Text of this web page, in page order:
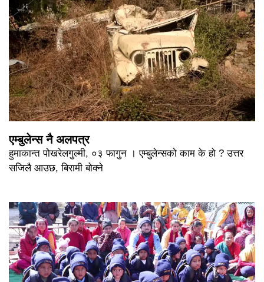
एम्बुलेन्स नै अलपत्र
हुमाकान्त पोखरेलगुल्मी, ०३ फागुन । एम्बुलेन्सको काम के हो ? उत्तर
सजिलै आउछ, बिरामी बोक्ने